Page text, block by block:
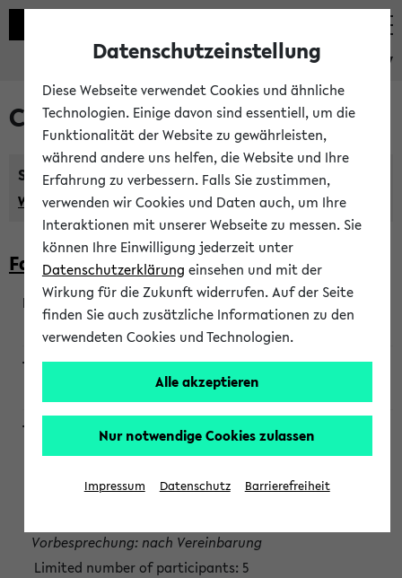
eKVV
Courses taught in English
Semester:
WiSe 2026/2027 SoSe 2026 Previous...
Faculty of Biology
200923
Wendisch, Peters-Wendisch, Stegelmann
Projektmodul "Bakterielle Biotechnologie"
Persönliche Anmeldung beim Veranstalter ist unbedingt
Vorbesprechung: nach Vereinbarung
Limited number of participants: 5
Datenschutzeinstellung
Diese Webseite verwendet Cookies und ähnliche
Technologien. Einige davon sind essentiell, um die
Funktionalität der Website zu gewährleisten,
während andere uns helfen, die Website und Ihre
Erfahrung zu verbessern. Falls Sie zustimmen,
verwenden wir Cookies und Daten auch, um Ihre
Interaktionen mit unserer Webseite zu messen. Sie
können Ihre Einwilligung jederzeit unter
Datenschutzerklärung einsehen und mit der
Wirkung für die Zukunft widerrufen. Auf der Seite
finden Sie auch zusätzliche Informationen zu den
verwendeten Cookies und Technologien.
Alle akzeptieren
Nur notwendige Cookies zulassen
Impressum Datenschutz Barrierefreiheit